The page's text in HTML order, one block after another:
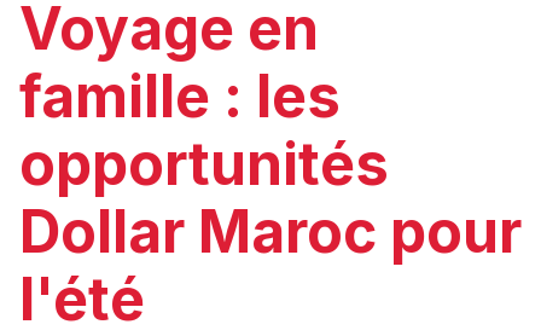
Voyage en
famille : les
opportunités
Dollar Maroc pour
l'été